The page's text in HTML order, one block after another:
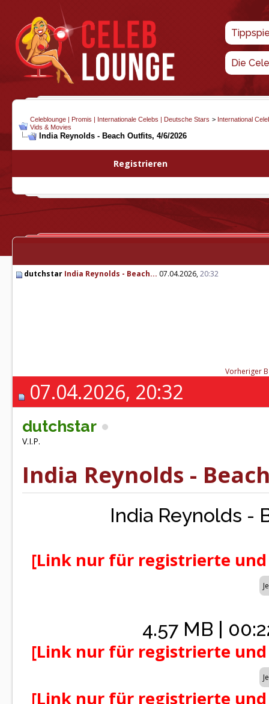
Die
Celeblounge | Promis | Internationale Celebs | Deutsche Stars > International
Vids & Movies
India Reynolds - Beach Outfits, 4/6/2026
Registrieren
dutchstar India Reynolds - Beach... 07.04.2026,20:32
Vorheriger
07.04.2026, 20:32
dutchstar
V.I.P.
India Reynolds -
India Reynolds -
[Link nur für registrierte
4.57 MB |
[Link nur für registrierte
[Link nur für registrierte